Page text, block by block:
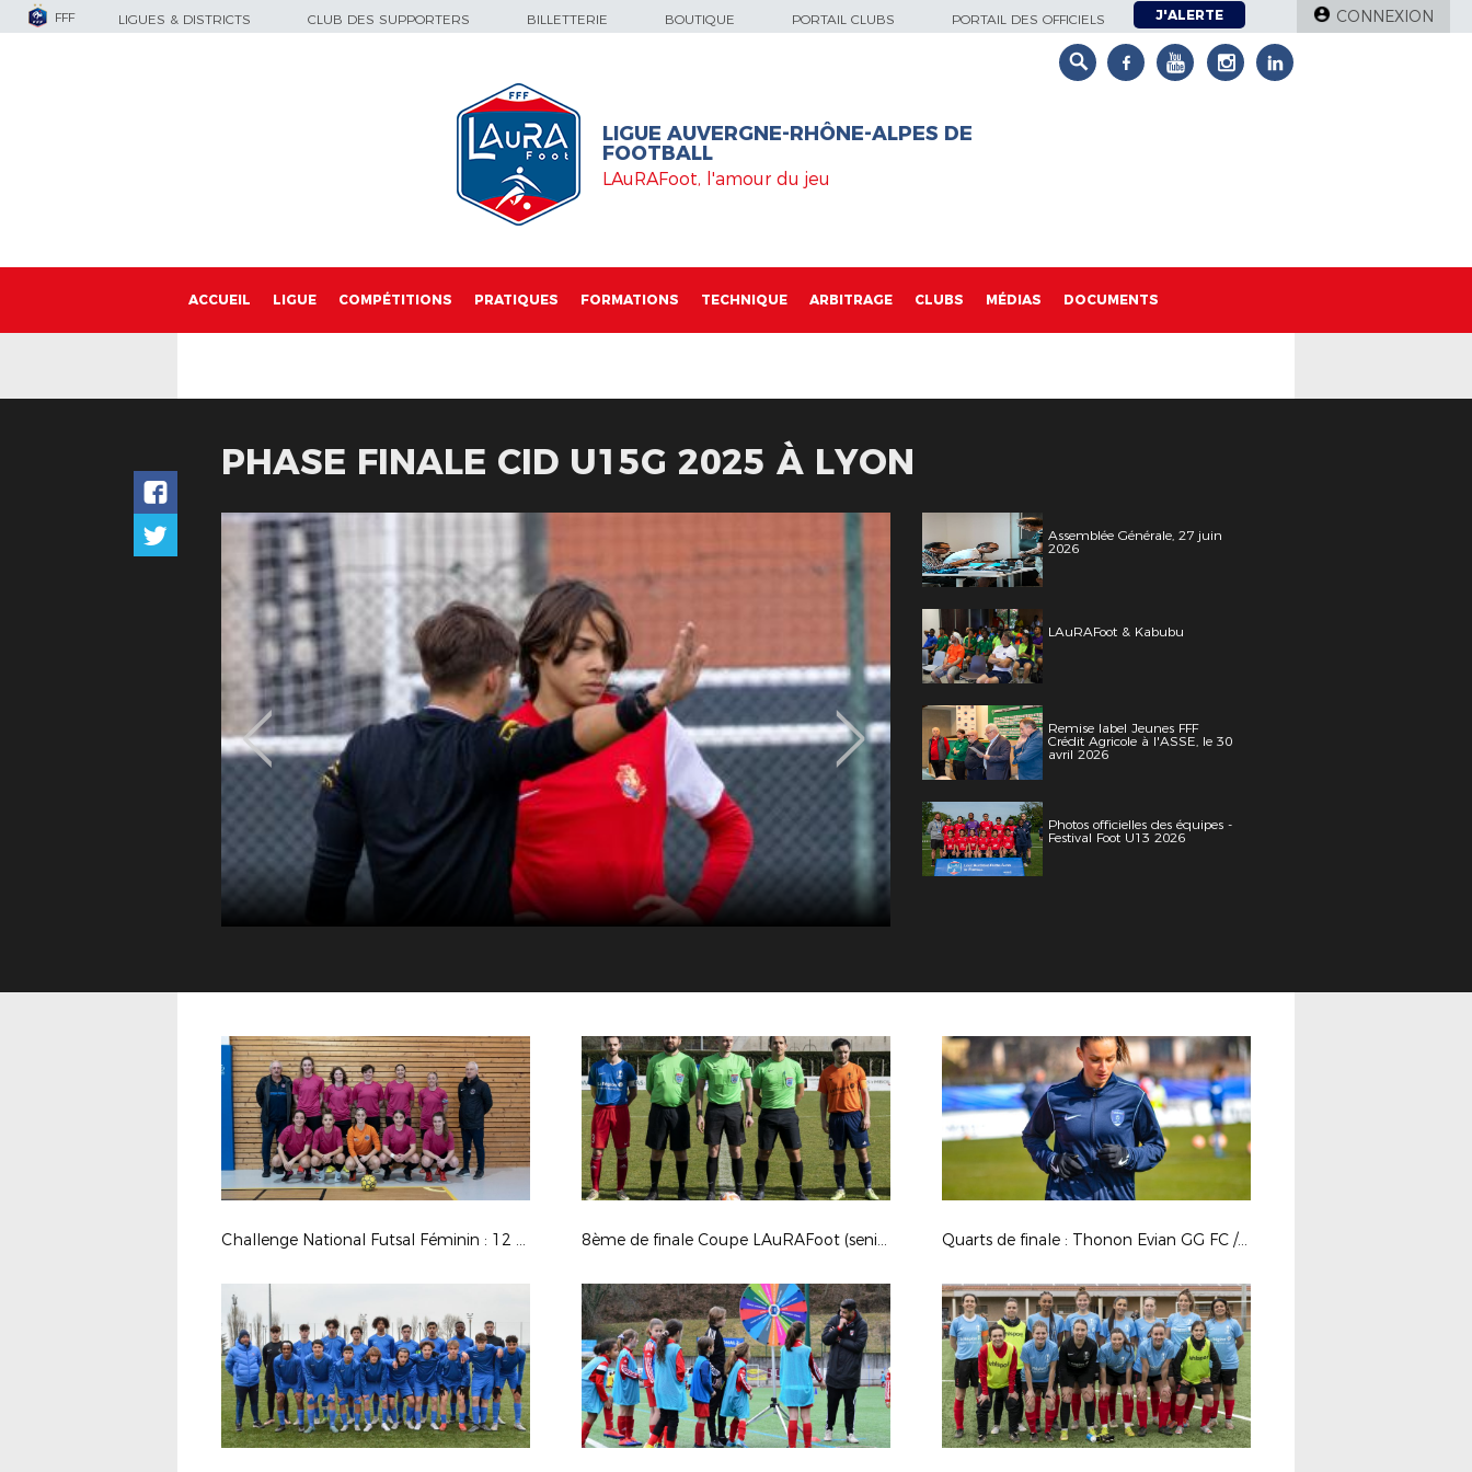
FFF LIGUES & DISTRICTS CLUB DES SUPPORTERS BILLETTERIE BOUTIQUE PORTAIL CLUBS PORTAIL DES OFFICIELS J'ALERTE CONNEXION
LIGUE AUVERGNE-RHÔNE-ALPES DE
FOOTBALL
LAuRAFoot, l'amour du jeu
ACCUEIL LIGUE COMPÉTITIONS PRATIQUES FORMATIONS TECHNIQUE ARBITRAGE CLUBS MÉDIAS DOCUMENTS
PHASE FINALE CID U15G 2025 À LYON
Assemblée Générale, 27 juin
2026
LAuRAFoot & Kabubu
Remise label Jeunes FFF
Crédit Agricole à l'ASSE, le 30
avril 2026
Photos officielles des équipes -
Festival Foot U13 2026
Challenge National Futsal Féminin : 12 mars 2023 8ème de finale Coupe LAuRAFoot (seniors masculins) : US Feurs (B) / AS Savigneux Montbrison Quarts de finale : Thonon Evian GG FC / OM